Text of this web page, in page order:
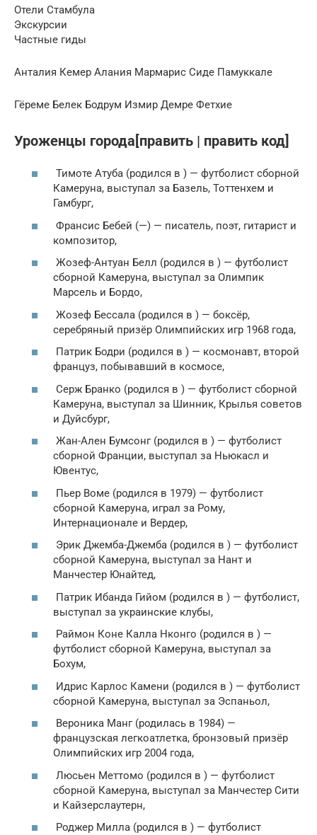
Отели Стамбула
Экскурсии
Частные гиды
Анталия Кемер Алания Мармарис Сиде Памуккале
Гёреме Белек Бодрум Измир Демре Фетхие
Уроженцы города[править | править код]
Тимоте Атуба (родился в ) — футболист сборной
Камеруна, выступал за Базель, Тоттенхем и
Гамбург,
Франсис Бебей (—) — писатель, поэт, гитарист и
композитор,
Жозеф-Антуан Белл (родился в ) — футболист
сборной Камеруна, выступал за Олимпик
Марсель и Бордо,
Жозеф Бессала (родился в ) — боксёр,
серебряный призёр Олимпийских игр 1968 года,
Патрик Бодри (родился в ) — космонавт, второй
француз, побывавший в космосе,
Серж Бранко (родился в ) — футболист сборной
Камеруна, выступал за Шинник, Крылья советов
и Дуйсбург,
Жан-Ален Бумсонг (родился в ) — футболист
сборной Франции, выступал за Ньюкасл и
Ювентус,
Пьер Воме (родился в 1979) — футболист
сборной Камеруна, играл за Рому,
Интернационале и Вердер,
Эрик Джемба-Джемба (родился в ) — футболист
сборной Камеруна, выступал за Нант и
Манчестер Юнайтед,
Патрик Ибанда Гийом (родился в ) — футболист,
выступал за украинские клубы,
Раймон Коне Калла Нконго (родился в ) —
футболист сборной Камеруна, выступал за
Бохум,
Идрис Карлос Камени (родился в ) — футболист
сборной Камеруна, выступал за Эспаньол,
Вероника Манг (родилась в 1984) —
французская легкоатлетка, бронзовый призёр
Олимпийских игр 2004 года,
Люсьен Меттомо (родился в ) — футболист
сборной Камеруна, выступал за Манчестер Сити
и Кайзерслаутерн,
Роджер Милла (родился в ) — футболист